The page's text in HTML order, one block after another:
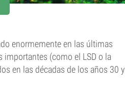
enormemente en las últimas
importantes (como el LSD o la
en las décadas de los años 30 y